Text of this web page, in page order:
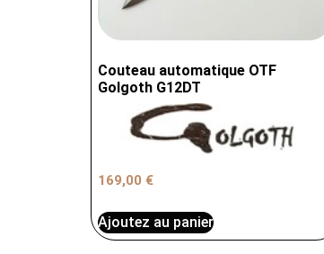
Couteau automatique OTF
Golgoth G12DT
169,00 €
Ajoutez au panier